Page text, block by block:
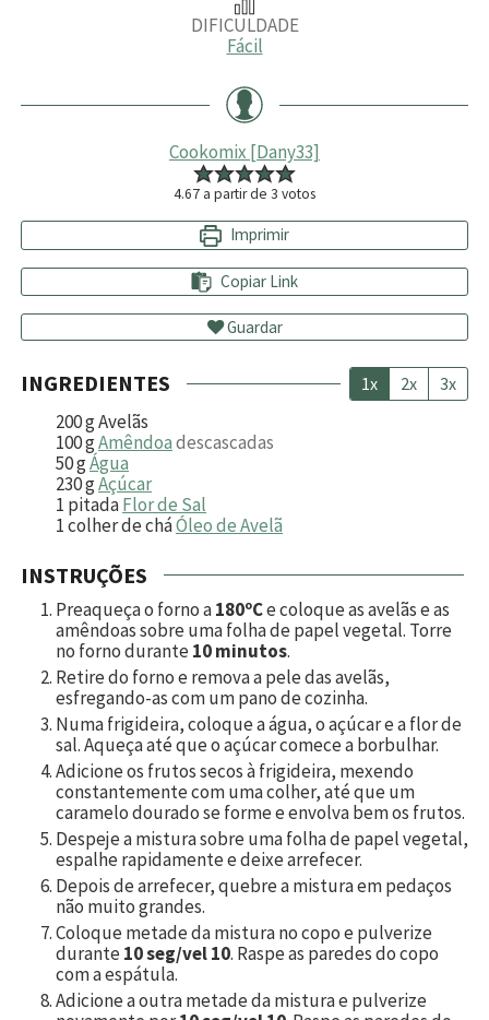
DIFICULDADE
Fácil
Cookomix [Dany33]
4.67 a partir de 3 votos
Imprimir
Copiar Link
Guardar
INGREDIENTES 1x 2x 3x
200gAvelãs
100gAmêndoadescascadas
50gÁgua
230gAçúcar
1 pitadaFlor de Sal
1colher de cháÓleo de Avelã
INSTRUÇÕES
Preaqueça o forno a180ºCe coloque as avelãs e as
amêndoas sobre uma folha de papel vegetal. Torre
no forno durante10 minutos.
Retire do forno e remova a pele das avelãs,
esfregando-as com um pano de cozinha.
Numa frigideira, coloque a água, o açúcar e a flor de
sal. Aqueça até que o açúcar comece a borbulhar.
Adicione os frutos secos à frigideira, mexendo
constantemente com uma colher, até que um
caramelo dourado se forme e envolva bem os frutos.
Despeje a mistura sobre uma folha de papel vegetal,
espalhe rapidamente e deixe arrefecer.
Depois de arrefecer, quebre a mistura em pedaços
não muito grandes.
Coloque metade da mistura no copo e pulverize
durante10 seg/vel 10. Raspe as paredes do copo
com a espátula.
Adicione a outra metade da mistura e pulverize